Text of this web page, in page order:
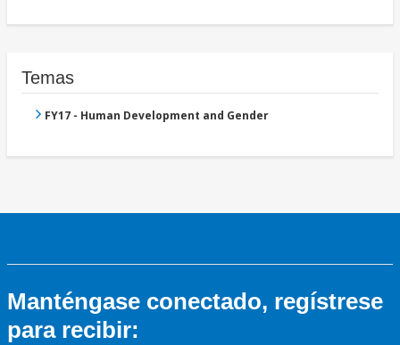
Temas
FY17 - Human Development and Gender
Manténgase conectado, regístrese
para recibir: